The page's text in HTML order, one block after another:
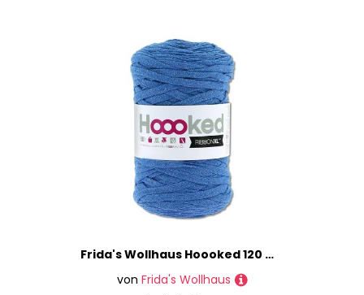
Frida's Wollhaus Hoooked 120 m Ribbon XL Uni 100% Recycling Riesen-Textilgarn Bänchengarn 32 Farben (RXL51 | Imperial Blue)
von Frida's Wollhaus